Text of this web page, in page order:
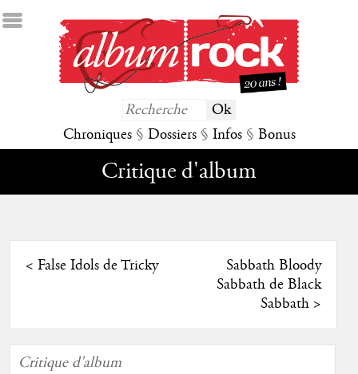
Chroniques § Dossiers § Infos § Bonus
Critique d'album
< False Idols de Tricky
Sabbath Bloody
Sabbath de Black
Sabbath>
Critique d'album